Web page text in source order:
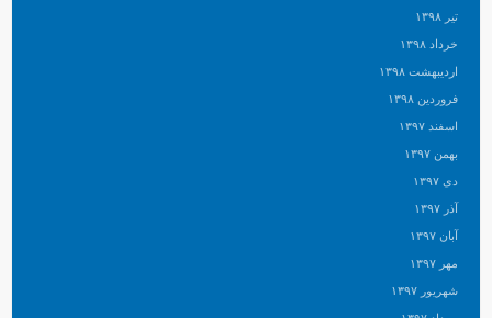
تیر ۱۳۹۸
خرداد ۱۳۹۸
اردیبهشت ۱۳۹۸
فروردین ۱۳۹۸
اسفند ۱۳۹۷
بهمن ۱۳۹۷
دی ۱۳۹۷
آذر ۱۳۹۷
آبان ۱۳۹۷
مهر ۱۳۹۷
شهریور ۱۳۹۷